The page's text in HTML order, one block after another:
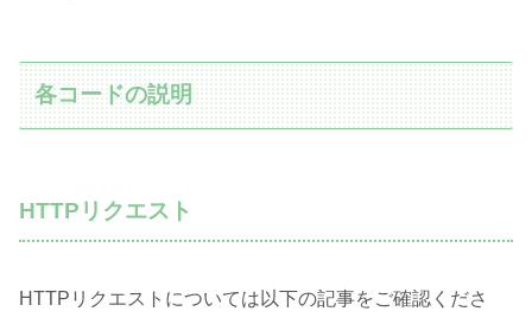
各コードの説明
HTTPリクエスト
HTTPリクエストについては以下の記事をご確認くださ